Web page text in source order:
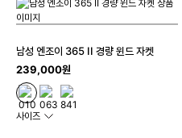
남성 엔조이 365 II 경량 윈드 자켓
239,000원
사이즈